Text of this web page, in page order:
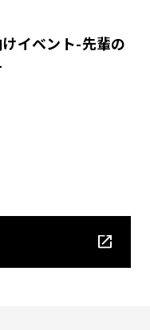
イベント-先輩の